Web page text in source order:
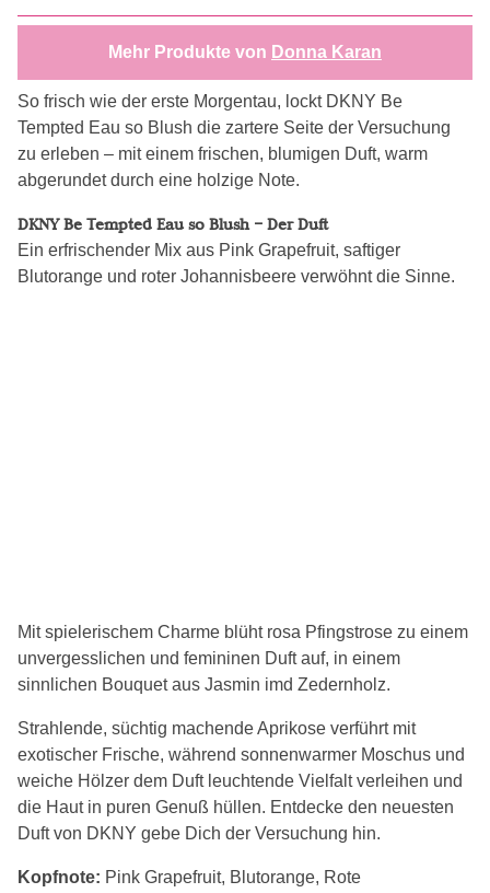
Mehr Produkte von Donna Karan
So frisch wie der erste Morgentau, lockt DKNY Be
Tempted Eau so Blush die zartere Seite der Versuchung
zu erleben – mit einem frischen, blumigen Duft, warm
abgerundet durch eine holzige Note.
DKNY Be Tempted Eau so Blush – Der Duft
Ein erfrischender Mix aus Pink Grapefruit, saftiger
Blutorange und roter Johannisbeere verwöhnt die Sinne.
Mit spielerischem Charme blüht rosa Pfingstrose zu einem
unvergesslichen und femininen Duft auf, in einem
sinnlichen Bouquet aus Jasmin imd Zedernholz.
Strahlende, süchtig machende Aprikose verführt mit
exotischer Frische, während sonnenwarmer Moschus und
weiche Hölzer dem Duft leuchtende Vielfalt verleihen und
die Haut in puren Genuß hüllen. Entdecke den neuesten
Duft von DKNY gebe Dich der Versuchung hin.
Kopfnote: Pink Grapefruit, Blutorange, Rote